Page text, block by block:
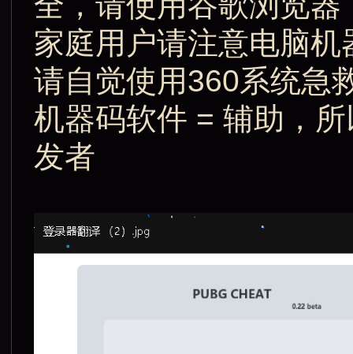
家庭用户请注意电脑
请自觉使用360系统急
机器码软件 = 辅助，
发者